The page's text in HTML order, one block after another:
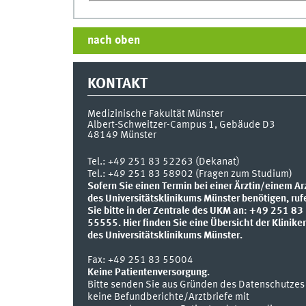
nach oben
KONTAKT
Medizinische Fakultät Münster
Albert-Schweitzer-Campus 1, Gebäude D3
48149 Münster
Tel.: +49 251 83 52263 (Dekanat)
Tel.: +49 251 83 58902 (Fragen zum Studium)
Sofern Sie einen Termin bei einer Ärztin/einem
des Universitätsklinikums Münster benötigen,
Sie bitte in der Zentrale des UKM an: +49 251 83
55555. Hier finden Sie eine Übersicht der
des Universitätsklinikums Münster.
Fax: +49 251 83 55004
Keine Patientenversorgung.
Bitte senden Sie aus Gründen des Datenschutzes
keine Befundberichte/Arztbriefe mit